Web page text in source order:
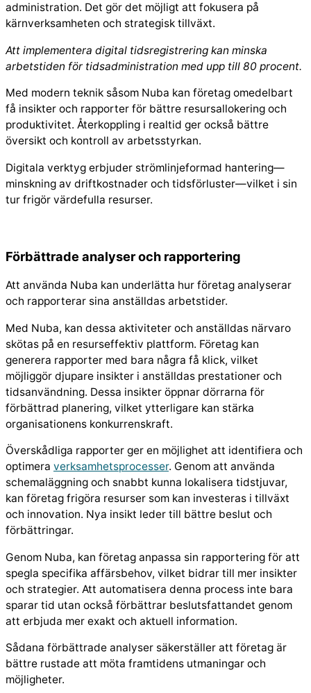
administration. Det gör det möjligt att fokusera på
kärnverksamheten och strategisk tillväxt.
Att implementera digital tidsregistrering kan minska
arbetstiden för tidsadministration med upp till 80 procent.
Med modern teknik såsom Nuba kan företag omedelbart
få insikter och rapporter för bättre resursallokering och
produktivitet. Återkoppling i realtid ger också bättre
översikt och kontroll av arbetsstyrkan.
Digitala verktyg erbjuder strömlinjeformad hantering—
minskning av driftkostnader och tidsförluster—vilket i sin
tur frigör värdefulla resurser.
Förbättrade analyser och rapportering
Att använda Nuba kan underlätta hur företag analyserar
och rapporterar sina anställdas arbetstider.
Med Nuba, kan dessa aktiviteter och anställdas närvaro
skötas på en resurseffektiv plattform. Företag kan
generera rapporter med bara några få klick, vilket
möjliggör djupare insikter i anställdas prestationer och
tidsanvändning. Dessa insikter öppnar dörrarna för
förbättrad planering, vilket ytterligare kan stärka
organisationens konkurrenskraft.
Överskådliga rapporter ger en möjlighet att identifiera och
optimera verksamhetsprocesser. Genom att använda
schemaläggning och snabbt kunna lokalisera tidstjuvar,
kan företag frigöra resurser som kan investeras i tillväxt
och innovation. Nya insikt leder till bättre beslut och
förbättringar.
Genom Nuba, kan företag anpassa sin rapportering för att
spegla specifika affärsbehov, vilket bidrar till mer insikter
och strategier. Att automatisera denna process inte bara
sparar tid utan också förbättrar beslutsfattandet genom
att erbjuda mer exakt och aktuell information.
Sådana förbättrade analyser säkerställer att företag är
bättre rustade att möta framtidens utmaningar och
möjligheter.